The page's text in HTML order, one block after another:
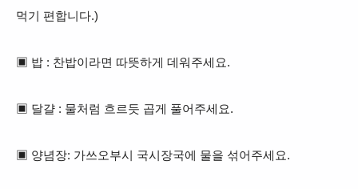
먹기 편합니다.)
▣ 밥 : 찬밥이라면 따뜻하게 데워주세요.
▣ 달걀 : 물처럼 흐르듯 곱게 풀어주세요.
▣ 양념장: 가쓰오부시 국시장국에 물을 섞어주세요.